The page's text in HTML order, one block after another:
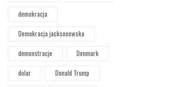
demokracja
Demokracja jacksonowska
demonstracje
Denmark
dolar
Donald Trump